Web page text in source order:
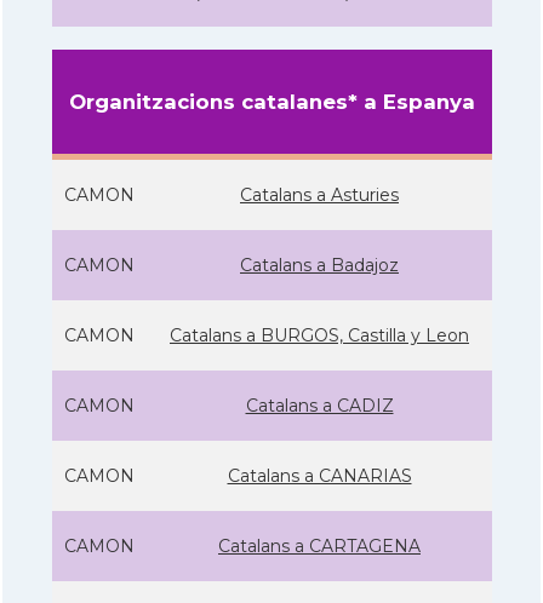
Organitzacions catalanes* a Espanya
CAMON Catalans a Asturies
CAMON Catalans a Badajoz
CAMON Catalans a BURGOS, Castilla y Leon
CAMON Catalans a CADIZ
CAMON Catalans a CANARIAS
CAMON Catalans a CARTAGENA